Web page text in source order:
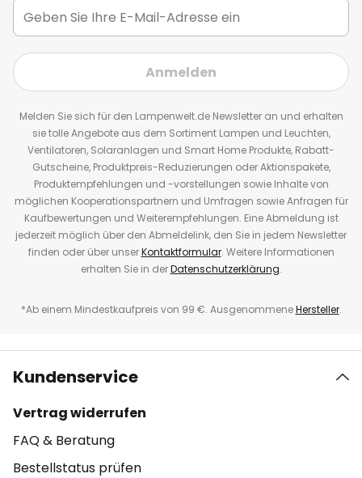
Anmelden
Melden Sie sich für den Lampenwelt.de Newsletter an und erhalten
sie tolle Angebote aus dem Sortiment Lampen und Leuchten,
Ventilatoren, Solaranlagen und Smart Home Produkte, Rabatt-
Gutscheine, Produktpreis-Reduzierungen oder Aktionspakete,
Produktempfehlungen und -vorstellungen sowie Inhalte von
möglichen Kooperationspartnern und Umfragen sowie Anfragen für
Kaufbewertungen und Weiterempfehlungen. Eine Abmeldung ist
jederzeit möglich über den Abmeldelink, den Sie in jedem Newsletter
finden oder über unserKontaktformular. Weitere Informationen
erhalten Sie in derDatenschutzerklärung.
*Ab einem Mindestkaufpreis von 99 €. AusgenommeneHersteller.
Kundenservice
Vertrag widerrufen
FAQ & Beratung
Bestellstatus prüfen